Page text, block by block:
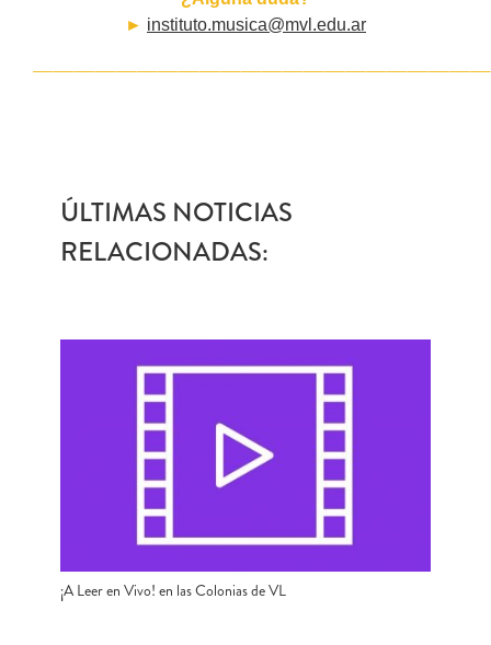
► instituto.musica@mvl.edu.ar
ÚLTIMAS NOTICIAS
RELACIONADAS:
¡A Leer en Vivo! en las Colonias de VL